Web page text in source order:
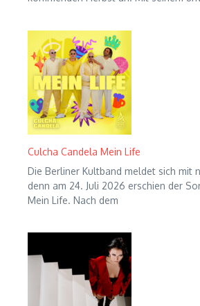
Culcha Candela Mein Life
Die Berliner Kultband meldet sich mit
denn am 24. Juli 2026 erschien der
Mein Life. Nach dem